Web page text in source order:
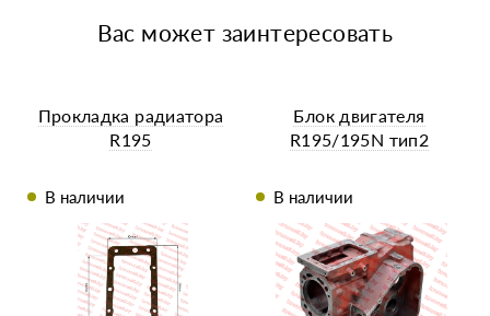
Вас может заинтересовать
Прокладка радиатора
R195
В наличии
Блок двигателя
R195/195N тип2
В наличии